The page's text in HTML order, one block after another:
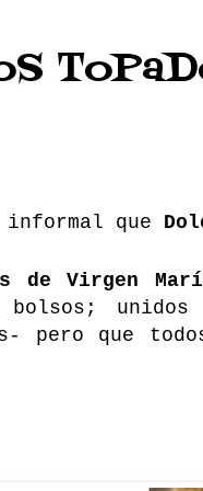
que
de Virgen
bolsos;
pero que